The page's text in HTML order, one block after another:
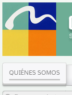
QUIÉNES SOMOS